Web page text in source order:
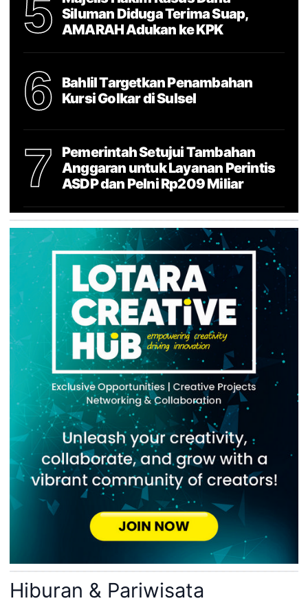
5
Siluman Diduga Terima Suap,
AMARAH Adukan ke KPK
6
Bahlil Targetkan Penambahan
Kursi Golkar di Sulsel
7
Pemerintah Setujui Tambahan
Anggaran untuk Layanan Perintis
ASDP dan Pelni Rp209 Miliar
Hiburan & Pariwisata